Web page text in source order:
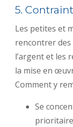
5.
Les petites et
rencontrer
l’argent et les
la mise en
Comment y
Se